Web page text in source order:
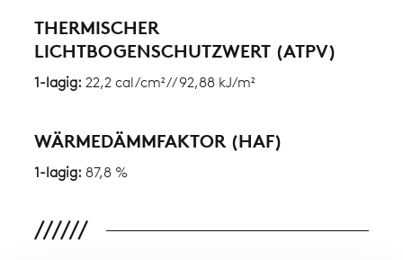
THERMISCHER
LICHTBOGENSCHUTZWERT (ATPV)
1-lagig: 22,2 cal/cm² // 92,88 kJ/m²
WÄRMEDÄMMFAKTOR (HAF)
1-lagig: 87,8 %